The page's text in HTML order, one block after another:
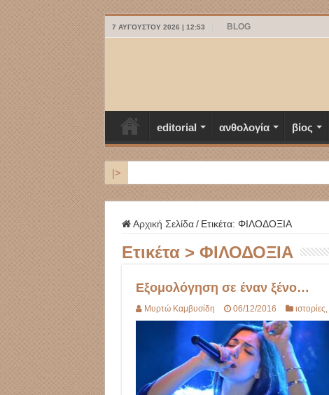
7 ΑΥΓΟΎΣΤΟΥ 2026 | 12:53 BLOG
editorial ανθολογία βίος
|>
Αρχική Σελίδα / Ετικέτα: ΦΙΛΟΔΟΞΙΑ
Ετικέτα > ΦΙΛΟΔΟΞΙΑ
Εξομολόγηση σε έναν ξένο…
Μυρτώ Καμβυσίδη 06/12/2016 ιστορίες